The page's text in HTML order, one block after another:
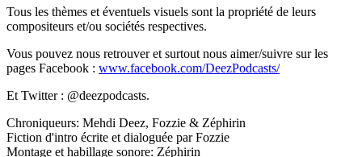
Tous les thèmes et éventuels visuels sont la propriété de leurs
compositeurs et/ou sociétés respectives.
Vous pouvez nous retrouver et surtout nous aimer/suivre sur les
pages Facebook : www.facebook.com/DeezPodcasts/
Et Twitter : @deezpodcasts.
Chroniqueurs: Mehdi Deez, Fozzie & Zéphirin
Fiction d'intro écrite et dialoguée par Fozzie
Montage et habillage sonore: Zéphirin